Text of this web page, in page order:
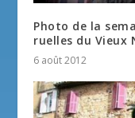
Photo de la
ruelles du Vieux
6 août 2012